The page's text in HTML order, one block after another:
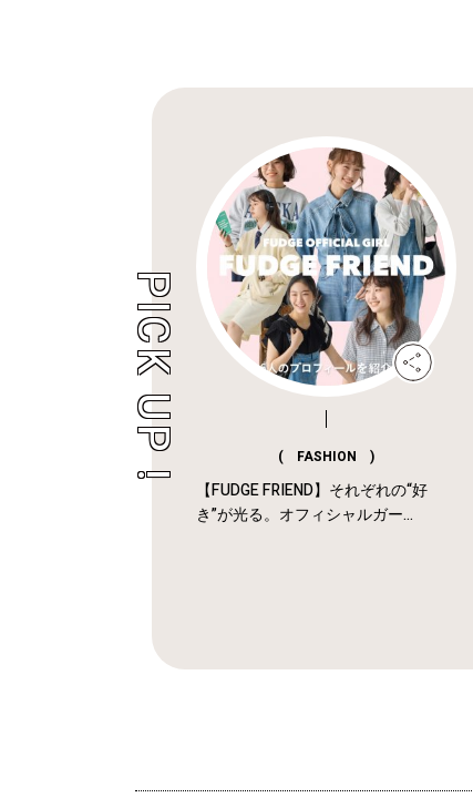
( FASHION )
【FUDGE FRIEND】それぞれの“好
き”が光る。オフィシャルガー...